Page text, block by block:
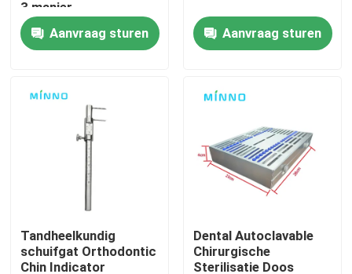
Kwaliteitscontrole
Vraag een offerte aan
Tandheelkundige medische hulpmiddelen
Een tandheelkundig handstuk met lage snelheid
Tandheelkundig handstuk met hoge snelheid
3 manier
tandheelkundige lucht
water spuit spuit
spuitstuk tips
Aanvraag sturen Aanvraag sturen
Tandheelkundig
schuifgat Orthodontic
Chin Indicator
Dental Autoclavable
Chirurgische
Sterilisatie Doos